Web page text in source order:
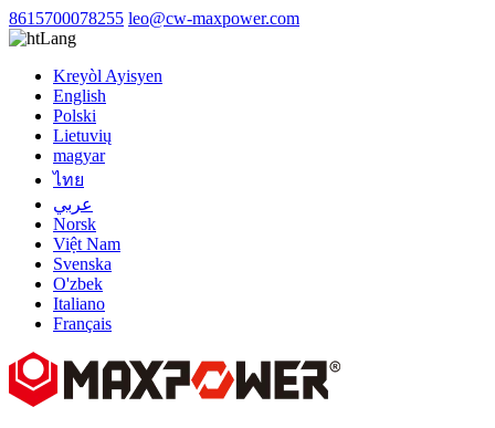
8615700078255 leo@cw-maxpower.com
Lang
Kreyòl Ayisyen
English
Polski
Lietuvių
magyar
ไทย
عربي
Norsk
Việt Nam
Svenska
O'zbek
Italiano
Français